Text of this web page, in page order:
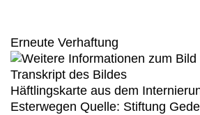
Erneute Verhaftung
Häftlingskarte aus dem
Esterwegen Quelle: Stiftung